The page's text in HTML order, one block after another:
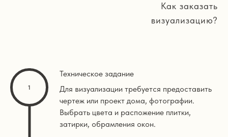
Как заказать
визуализацию?
Техническое задание
Для визуализации требуется предоставить
чертеж или проект дома, фотографии.
Выбрать цвета и распожение плитки,
затирки, обрамления окон.